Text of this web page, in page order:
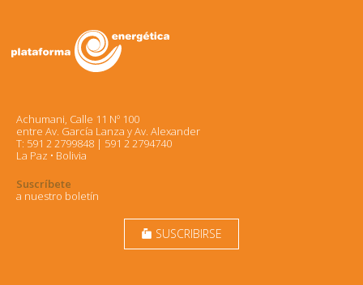
Achumani, Calle 11 Nº 100
entre Av. García Lanza y Av. Alexander
T: 591 2 2799848 | 591 2 2794740
La Paz • Bolivia
Suscríbete
a nuestro boletín
markunread_mailbox SUSCRIBIRSE